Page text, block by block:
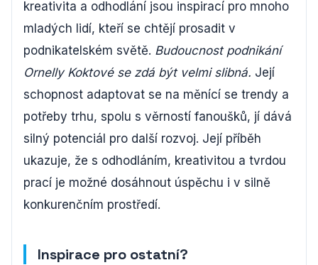
kreativita a odhodlání jsou inspirací pro mnoho
mladých lidí, kteří se chtějí prosadit v
podnikatelském světě. Budoucnost podnikání
Ornelly Koktové se zdá být velmi slibná. Její
schopnost adaptovat se na měnící se trendy a
potřeby trhu, spolu s věrností fanoušků, jí dává
silný potenciál pro další rozvoj. Její příběh
ukazuje, že s odhodláním, kreativitou a tvrdou
prací je možné dosáhnout úspěchu i v silně
konkurenčním prostředí.
Inspirace pro ostatní?